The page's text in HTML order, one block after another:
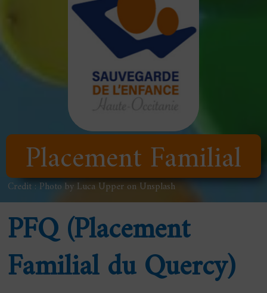
Placement Familial
Credit : Photo by Luca Upper on Unsplash
PFQ (Placement
Familial du Quercy)